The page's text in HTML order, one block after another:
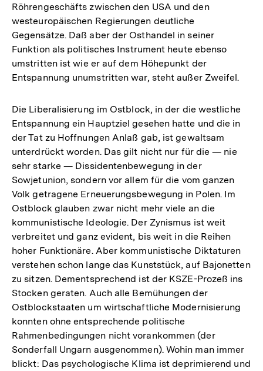
Röhrengeschäfts zwischen den USA und den
westeuropäischen Regierungen deutliche
Gegensätze. Daß aber der Osthandel in seiner
Funktion als politisches Instrument heute ebenso
umstritten ist wie er auf dem Höhepunkt der
Entspannung unumstritten war, steht außer Zweifel.
Die Liberalisierung im Ostblock, in der die westliche
Entspannung ein Hauptziel gesehen hatte und die in
der Tat zu Hoffnungen Anlaß gab, ist gewaltsam
unterdrückt worden. Das gilt nicht nur für die — nie
sehr starke — Dissidentenbewegung in der
Sowjetunion, sondern vor allem für die vom ganzen
Volk getragene Erneuerungsbewegung in Polen. Im
Ostblock glauben zwar nicht mehr viele an die
kommunistische Ideologie. Der Zynismus ist weit
verbreitet und ganz evident, bis weit in die Reihen
hoher Funktionäre. Aber kommunistische Diktaturen
verstehen schon lange das Kunststück, auf Bajonetten
zu sitzen. Dementsprechend ist der KSZE-Prozeß ins
Stocken geraten. Auch alle Bemühungen der
Ostblockstaaten um wirtschaftliche Modernisierung
konnten ohne entsprechende politische
Rahmenbedingungen nicht vorankommen (der
Sonderfall Ungarn ausgenommen). Wohin man immer
blickt: Das psychologische Klima ist deprimierend und